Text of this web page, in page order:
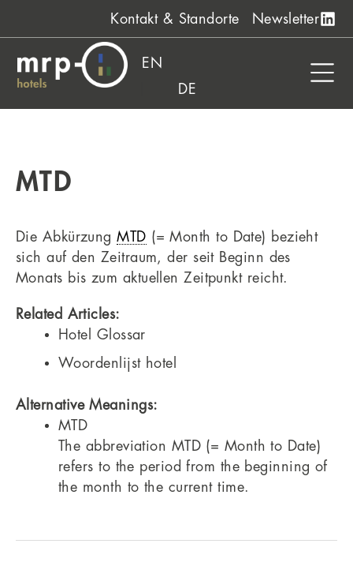
Kontakt & Standorte Newsletter
EN
DE
MTD
Die AbkürzungMTD (= Month to Date) bezieht
sich auf den Zeitraum, der seit Beginn des
Monats bis zum aktuellen Zeitpunkt reicht.
Related Articles:
Hotel Glossar
Woordenlijst hotel
Alternative Meanings:
MTD
The abbreviation MTD (= Month to Date)
refers to the period from the beginning of
the month to the current time.